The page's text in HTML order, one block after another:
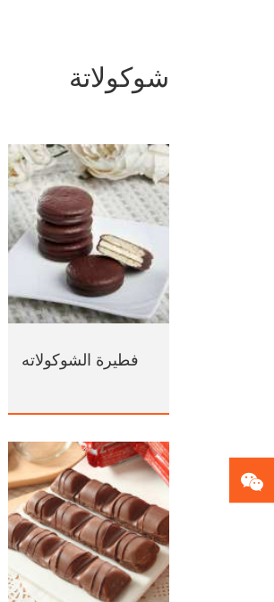
شوكولاتة
فطيرة الشوكولاته